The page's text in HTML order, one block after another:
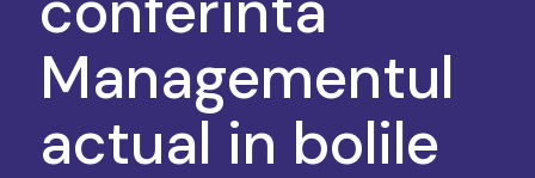
Managementul
actual in bolile